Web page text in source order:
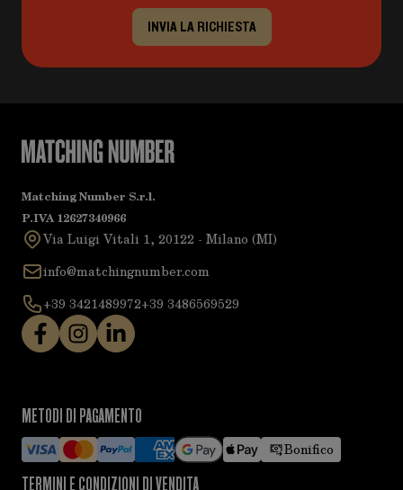
INVIA LA RICHIESTA
Matching Number S.r.l.
P.IVA 12627340966
Via Luigi Vitali 1, 20122 - Milano (MI)
info@matchingnumber.com
+39 3421489972+39 3486569529
METODI DI PAGAMENTO
Bonifico
TERMINI E CONDIZIONI DI VENDITA